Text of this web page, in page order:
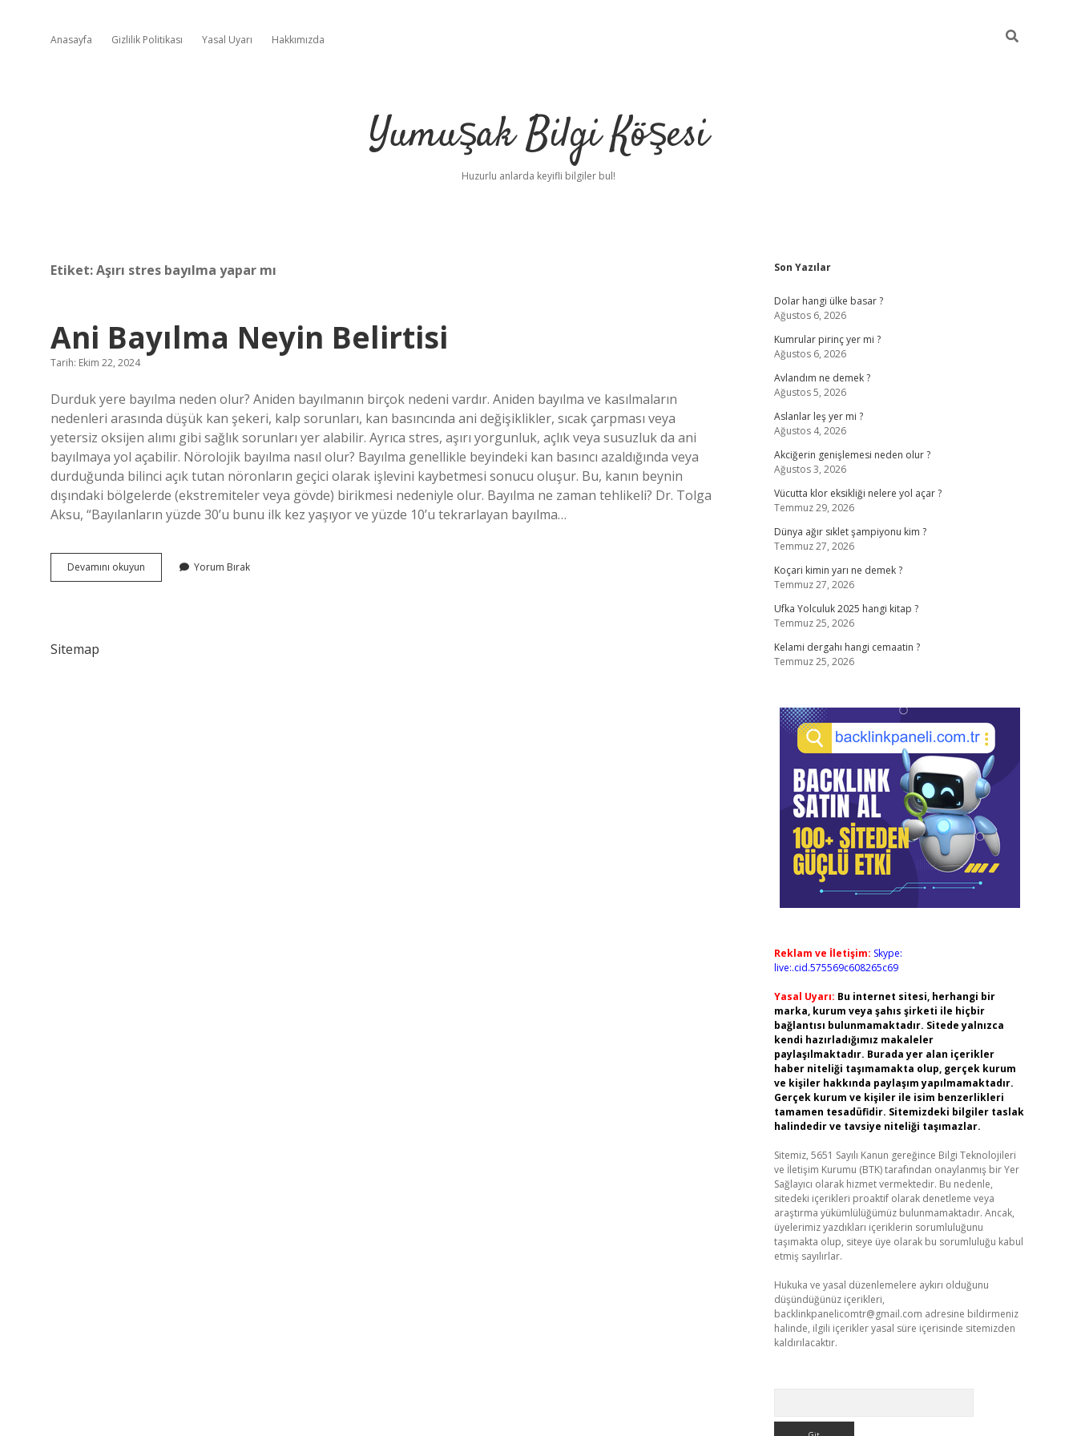
Anasayfa Gizlilik Politikası Yasal Uyarı Hakkımızda
Yumuşak Bilgi Köşesi
Huzurlu anlarda keyifli bilgiler bul!
Etiket:Aşırı stres bayılma yapar mı
Ani Bayılma Neyin Belirtisi
Tarih: Ekim 22, 2024
Durduk yere bayılma neden olur? Aniden bayılmanın birçok nedeni vardır. Aniden bayılma ve kasılmaların
nedenleri arasında düşük kan şekeri, kalp sorunları, kan basıncında ani değişiklikler, sıcak çarpması veya
yetersiz oksijen alımı gibi sağlık sorunları yer alabilir. Ayrıca stres, aşırı yorgunluk, açlık veya susuzluk da ani
bayılmaya yol açabilir. Nörolojik bayılma nasıl olur? Bayılma genellikle beyindeki kan basıncı azaldığında veya
durduğunda bilinci açık tutan nöronların geçici olarak işlevini kaybetmesi sonucu oluşur. Bu, kanın beynin
dışındaki bölgelerde (ekstremiteler veya gövde) birikmesi nedeniyle olur. Bayılma ne zaman tehlikeli? Dr. Tolga
Aksu, “Bayılanların yüzde 30’u bunu ilk kez yaşıyor ve yüzde 10’u tekrarlayan bayılma…
Devamını okuyun
Bayılma
Yorum Bırak
Sitemap
Sidebar
Son Yazılar
Dolar hangi ülke basar ?
Ağustos 6, 2026
Kumrular pirinç yer mi ?
Ağustos 6, 2026
Avlandım ne demek ?
Ağustos 5, 2026
Aslanlar leş yer mi ?
Ağustos 4, 2026
Akciğerin genişlemesi neden olur ?
Ağustos 3, 2026
Vücutta klor eksikliği nelere yol açar ?
Temmuz 29, 2026
Dünya ağır sıklet şampiyonu kim ?
Temmuz 27, 2026
Koçari kimin yarı ne demek ?
Temmuz 27, 2026
Ufka Yolculuk 2025 hangi kitap ?
Temmuz 25, 2026
Kelami dergahı hangi cemaatin ?
Temmuz 25, 2026
Reklam ve İletişim: Skype:
live:.cid.575569c608265c69
Yasal Uyarı: Bu internet sitesi, herhangi bir
marka, kurum veya şahıs şirketi ile hiçbir
bağlantısı bulunmamaktadır. Sitede yalnızca
kendi hazırladığımız makaleler
paylaşılmaktadır. Burada yer alan içerikler
haber niteliği taşımamakta olup, gerçek kurum
ve kişiler hakkında paylaşım yapılmamaktadır.
Gerçek kurum ve kişiler ile isim benzerlikleri
tamamen tesadüfidir. Sitemizdeki bilgiler taslak
halindedir ve tavsiye niteliği taşımazlar.
Sitemiz, 5651 Sayılı Kanun gereğince Bilgi Teknolojileri
ve İletişim Kurumu (BTK) tarafından onaylanmış bir Yer
Sağlayıcı olarak hizmet vermektedir. Bu nedenle,
sitedeki içerikleri proaktif olarak denetleme veya
araştırma yükümlülüğümüz bulunmamaktadır. Ancak,
üyelerimiz yazdıkları içeriklerin sorumluluğunu
taşımakta olup, siteye üye olarak bu sorumluluğu kabul
etmiş sayılırlar.
Hukuka ve yasal düzenlemelere aykırı olduğunu
düşündüğünüz içerikleri,
backlinkpanelicomtr@gmail.com adresine bildirmeniz
halinde, ilgili içerikler yasal süre içerisinde sitemizden
kaldırılacaktır.